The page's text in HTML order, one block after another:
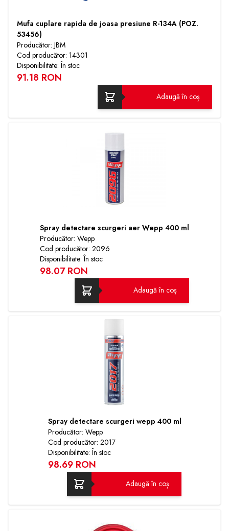
Mufa cuplare rapida de joasa presiune R-134A (POZ.
53456)
Producător: JBM
Cod producător: 14301
Disponibilitate: În stoc
91.18 RON
Adaugă în coș
Spray detectare scurgeri aer Wepp 400 ml
Producător: Wepp
Cod producător: 2096
Disponibilitate: În stoc
98.07 RON
Adaugă în coș
Spray detectare scurgeri wepp 400 ml
Producător: Wepp
Cod producător: 2017
Disponibilitate: În stoc
98.69 RON
Adaugă în coș